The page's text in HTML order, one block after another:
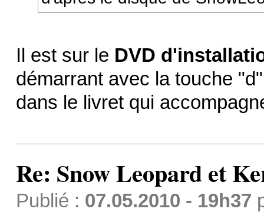
Il est sur le DVD
démarrant avec la touche
dans le livret qui
Re: Snow Leopard et
Publié : 07.05.2010 - 19h37